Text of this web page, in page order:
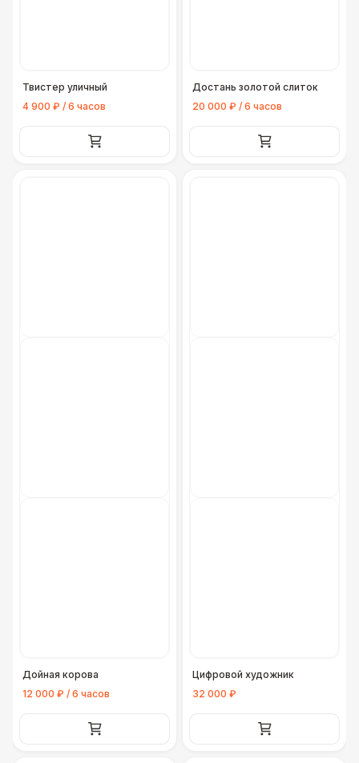
Твистер уличный
4 900 ₽ / 6 часов
Достань золотой слиток
20 000 ₽ / 6 часов
Дойная корова
12 000 ₽ / 6 часов
Цифровой художник
32 000 ₽